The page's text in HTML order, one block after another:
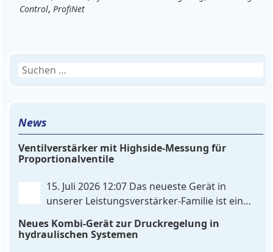
Control, ProfiNet
Suchen
News
Ventilverstärker mit Highside-Messung für
Proportionalventile
15. Juli 2026 12:07 Das neueste Gerät in
unserer Leistungsverstärker-Familie ist ein
Ventilverstärker mit Highside-Messung Zur
Neues Kombi-Gerät zur Druckregelung in
hydraulischen Systemen